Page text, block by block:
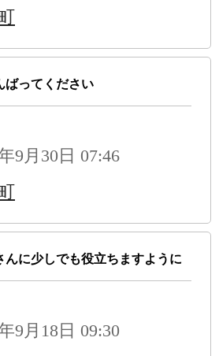
ばってください
9月30日 07:46
んに少しでも役立ちますように
9月18日 09:30